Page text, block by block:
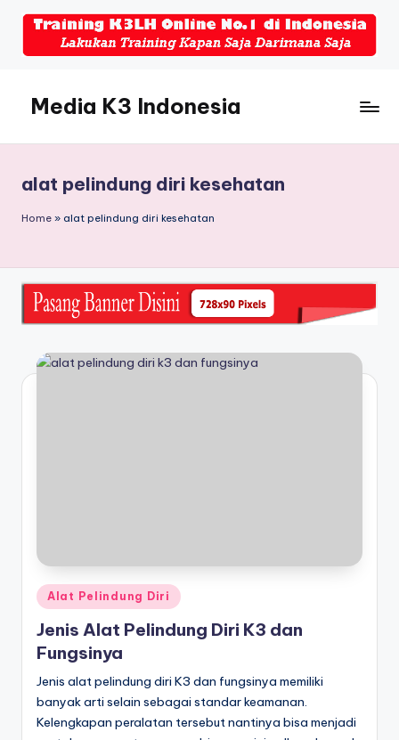
Media K3 Indonesia
Seputar
Dunia
K3LH
alat pelindung diri kesehatan
Home » alat pelindung diri kesehatan
Posted
in
Alat Pelindung Diri
Jenis Alat Pelindung Diri K3 dan
Fungsinya
Jenis alat pelindung diri K3 dan fungsinya memiliki
banyak arti selain sebagai standar keamanan.
Kelengkapan peralatan tersebut nantinya bisa menjadi